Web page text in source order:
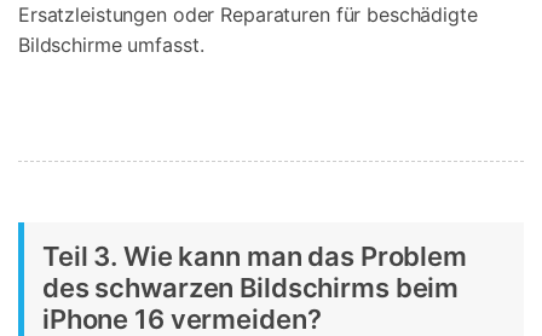
Ersatzleistungen oder Reparaturen für beschädigte
Bildschirme umfasst.
Teil 3. Wie kann man das Problem
des schwarzen Bildschirms beim
iPhone 16 vermeiden?